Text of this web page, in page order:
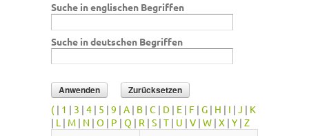
Suche in englischen Begriffen
Suche in deutschen Begriffen
( | 1 | 3 | 4 | 5 | 9 | A | B | C | D | E | F | G | H | I | J | K
| L | M | N | O | P | Q | R | S | T | U | V | W | X | Y | Z